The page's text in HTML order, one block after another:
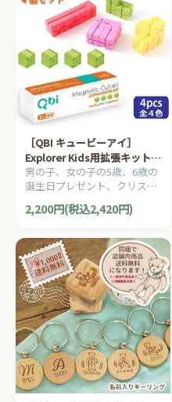
［QBI キュービーアイ］
Explorer Kids用拡張キット
軽量ブロックレールブロック
4個セット プログラミング的
思考を育てる磁石ブロック知
育玩具
男の子、女の子の5歳、6歳の
誕生日プレゼント、クリスマ
スプレゼント、入園祝いにお
すすめの、プログラミング的
QBI キュービーアイシリーズ
です。
2,200円(税込2,420円)